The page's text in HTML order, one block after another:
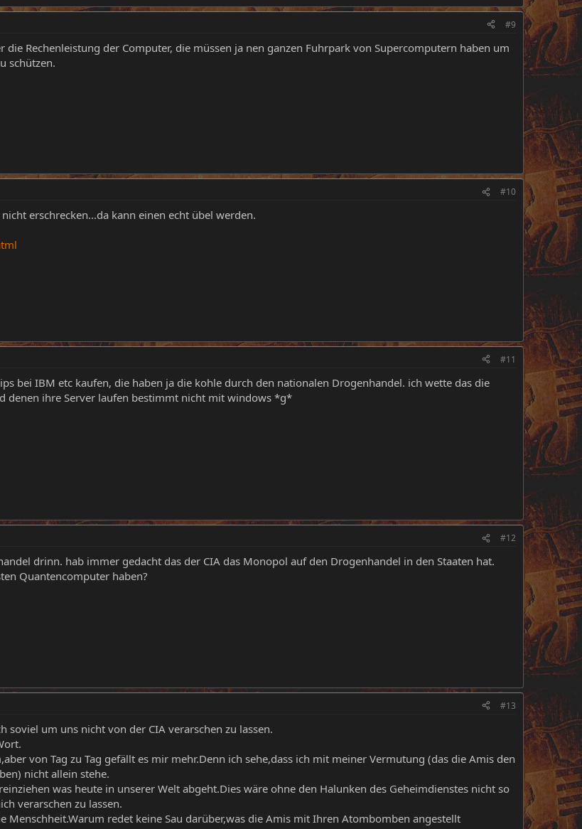
#9
die Rechenleistung der Computer, die müssen ja nen ganzen Fuhrpark von Supercomputern haben um
schützen.
#10
erschrecken...da kann einen echt übel werden.
#11
bei IBM etc kaufen, die haben ja die kohle durch den nationalen Drogenhandel. ich wette das die
denen ihre Server laufen bestimmt nicht mit windows *g*
#12
drinn. hab immer gedacht das der CIA das Monopol auf den Drogenhandel in den Staaten hat.
Quantencomputer haben?
#13
um uns nicht von der CIA verarschen zu lassen.
von Tag zu Tag gefällt es mir mehr.Denn ich sehe,dass ich mit meiner Vermutung (das die Amis den
nicht allein stehe.
was heute in unserer Welt abgeht.Dies wäre ohne den Halunken des Geheimdienstes nicht so
verarschen zu lassen.
Menschheit.Warum redet keine Sau darüber,was die Amis mit Ihren Atombomben angestellt